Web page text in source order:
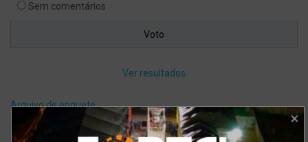
Sem comentários
Ver resultados
Arquivo de enquete